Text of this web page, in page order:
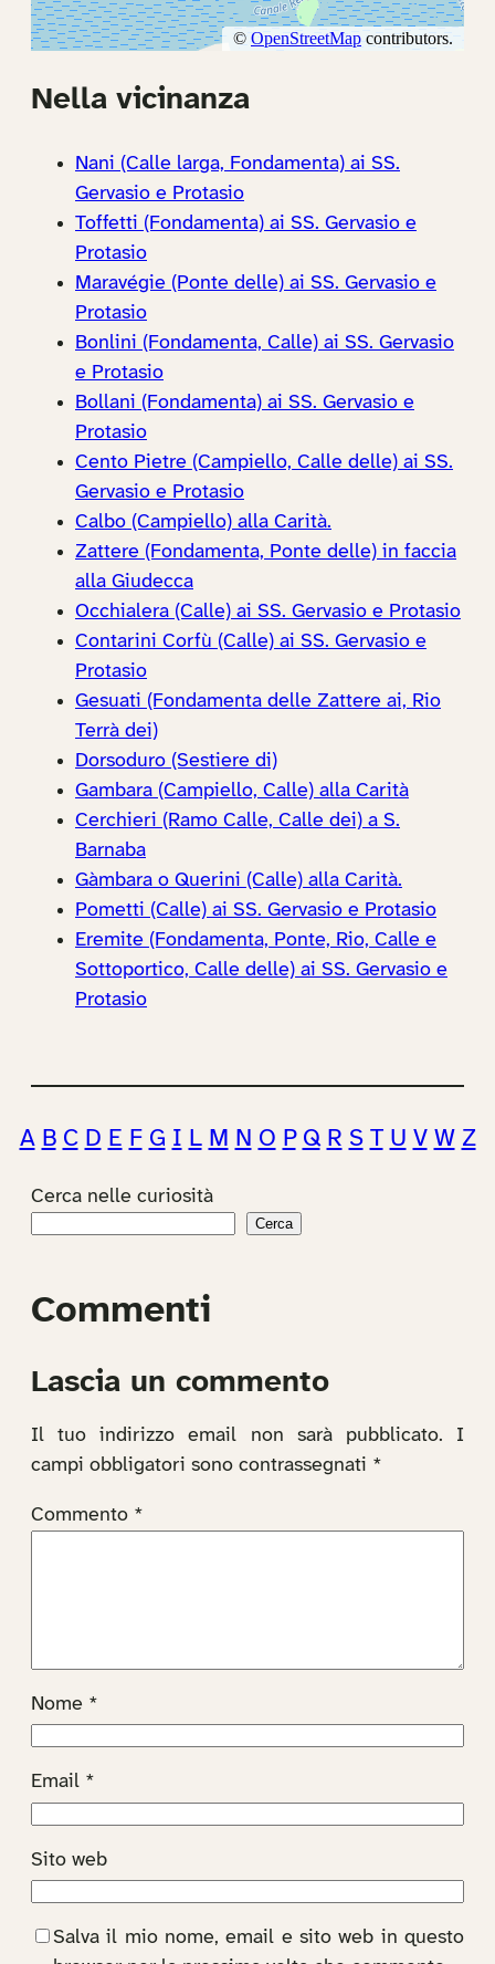
Nella vicinanza
Nani (Calle larga, Fondamenta) ai SS.
Gervasio e Protasio
Toffetti (Fondamenta) ai SS. Gervasio e
Protasio
Maravégie (Ponte delle) ai SS. Gervasio e
Protasio
Bonlini (Fondamenta, Calle) ai SS. Gervasio
e Protasio
Bollani (Fondamenta) ai SS. Gervasio e
Protasio
Cento Pietre (Campiello, Calle delle) ai SS.
Gervasio e Protasio
Calbo (Campiello) alla Carità.
Zattere (Fondamenta, Ponte delle) in faccia
alla Giudecca
Occhialera (Calle) ai SS. Gervasio e Protasio
Contarini Corfù (Calle) ai SS. Gervasio e
Protasio
Gesuati (Fondamenta delle Zattere ai, Rio
Terrà dei)
Dorsoduro (Sestiere di)
Gambara (Campiello, Calle) alla Carità
Cerchieri (Ramo Calle, Calle dei) a S.
Barnaba
Gàmbara o Querini (Calle) alla Carità.
Pometti (Calle) ai SS. Gervasio e Protasio
Eremite (Fondamenta, Ponte, Rio, Calle e
Sottoportico, Calle delle) ai SS. Gervasio e
Protasio
A B C D E F G I L M N O P Q R S T U V W Z
Cerca nelle curiosità
Cerca
Commenti
Lascia un commento
Il tuo indirizzo email non sarà pubblicato.
I
campi obbligatori sono contrassegnati *
Commento *
Nome *
Email *
Sito web
Salva il mio nome, email e sito web in questo